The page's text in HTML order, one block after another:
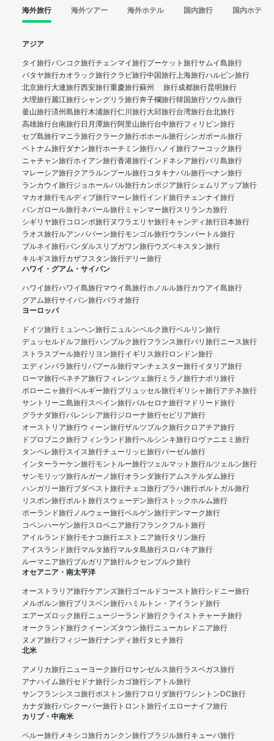
海外旅行 海外ツアー 海外ホテル 国内旅行 国内ホテル
アジア
タイ旅行バンコク旅行チェンマイ旅行プーケット旅行サムイ島旅行
パタヤ旅行カオラック旅行クラビ旅行中国旅行上海旅行ハルビン旅行
北京旅行大連旅行西安旅行重慶旅行蘇州 旅行成都旅行昆明旅行
大理旅行麗江旅行シャングリラ旅行奔子欄旅行韓国旅行ソウル旅行
釜山旅行済州島旅行木浦旅行仁川旅行大邱旅行台湾旅行台北旅行
高雄旅行台南旅行日月潭旅行阿里山旅行台中旅行フィリピン旅行
セブ島旅行マニラ旅行クラーク旅行ボホール旅行シンガポール旅行
ベトナム旅行ダナン旅行ホーチミン旅行ハノイ旅行フーコック旅行
ニャチャン旅行ホイアン旅行香港旅行インドネシア旅行バリ島旅行
マレーシア旅行クアラルンプール旅行コタキナバル旅行ぺナン旅行
ランカウイ旅行ジョホールバル旅行カンボジア旅行シェムリアップ旅行
マカオ旅行モルディブ旅行マーレ旅行インド旅行チェンナイ旅行
バンガロール旅行ネパール旅行 ミャンマー旅行スリランカ旅行
シギリヤ旅行コロンボ旅行ヌワラエリヤ旅行キャンディ旅行日本旅行
ラオス旅行ルアンパバーン旅行モンゴル旅行ウランバートル旅行
ブルネイ旅行バンダルスリブガワン旅行ウズベキスタン旅行
キルギス旅行カザフスタン旅行デリー旅行
ハワイ・グアム・サイパン
ハワイ旅行ハワイ島旅行マウイ島旅行ホノルル旅行カウアイ島旅行
グアム旅行サイパン旅行パラオ旅行
ヨーロッパ
ドイツ旅行 ミュンヘン旅行ニュルンベルク旅行ベルリン旅行
デュッセルドルフ旅行ハンブルク旅行フランス旅行パリ旅行ニース旅行
ストラスブール旅行リヨン旅行イギリス旅行ロンドン旅行
エディンバラ旅行リバプール旅行マンチェスター旅行イタリア旅行
ローマ旅行ベネチア旅行フィレンツェ旅行 ミラノ旅行ナポリ旅行
ボローニャ旅行ベルギー旅行ブリュッセル旅行ギリシャ旅行アテネ旅行
サントリーニ島旅行スペイン旅行バルセロナ旅行マドリード旅行
グラナダ旅行バレンシア旅行ジローナ旅行セビリア旅行
オーストリア旅行ウィーン旅行ザルツブルク旅行クロアチア旅行
ドブロブニク旅行フィンランド旅行ヘルシンキ旅行ロヴァニエミ旅行
タンペレ旅行スイス旅行チューリッヒ旅行バーゼル旅行
インターラーケン旅行モントルー旅行ツェルマット旅行ルツェルン旅行
サンモリッツ旅行ルガーノ旅行オランダ旅行アムステルダム旅行
ハンガリー旅行ブダペスト旅行チェコ旅行プラハ旅行ポルトガル旅行
リスボン旅行ポルト旅行スウェーデン旅行ストックホルム旅行
ポーランド旅行ノルウェー旅行ベルゲン旅行デンマーク旅行
コペンハーゲン旅行スロベニア旅行フランクフルト旅行
アイルランド旅行モナコ旅行エストニア旅行タリン旅行
アイスランド旅行マルタ旅行マルタ島旅行スロバキア旅行
ルーマニア旅行ブルガリア旅行ルクセンブルク旅行
オセアニア・南太平洋
オーストラリア旅行ケアンズ旅行ゴールドコースト旅行シドニー旅行
メルボルン旅行ブリスベン旅行ハミルトン・アイランド旅行
エアーズロック旅行ニュージーランド旅行クライストチャーチ旅行
オークランド旅行クイーンズタウン旅行ニューカレドニア旅行
ヌメア旅行フィジー旅行ナンディ旅行タヒチ旅行
北米
アメリカ旅行ニューヨーク旅行ロサンゼルス旅行ラスベガス旅行
アナハイム旅行セドナ旅行シカゴ旅行シアトル旅行
サンフランシスコ旅行ボストン旅行フロリダ旅行ワシントンDC旅行
カナダ旅行バンクーバー旅行 トロント旅行イエローナイフ旅行
カリブ・中南米
ペルー旅行メキシコ旅行カンクン旅行ブラジル旅行キューバ旅行